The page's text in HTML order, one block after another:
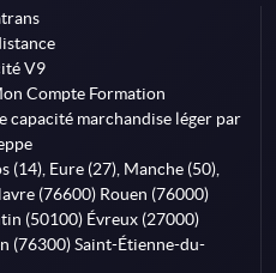
V9
Compte Formation
capacité marchandise léger par
(14), Eure (27), Manche (50),
(76600) Rouen (76000)
(50100) Évreux (27000)
(76300) Saint-Étienne-du-